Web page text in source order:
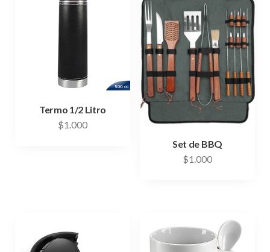
Termo 1/2 Litro
$1.000
Set de BBQ
$1.000